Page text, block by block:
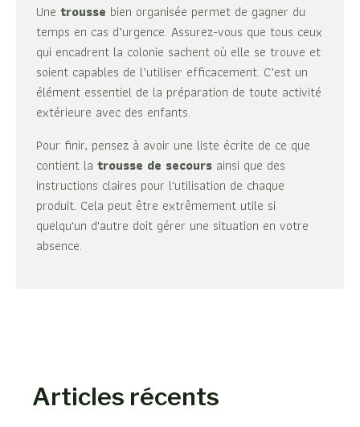
Une trousse bien organisée permet de gagner du
temps en cas d’urgence. Assurez-vous que tous ceux
qui encadrent la colonie sachent où elle se trouve et
soient capables de l’utiliser efficacement. C’est un
élément essentiel de la préparation de toute activité
extérieure avec des enfants.
Pour finir, pensez à avoir une liste écrite de ce que
contient la trousse de secours ainsi que des
instructions claires pour l'utilisation de chaque
produit. Cela peut être extrêmement utile si
quelqu'un d'autre doit gérer une situation en votre
absence.
Articles récents